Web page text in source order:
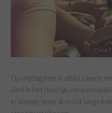
Op vrijdag ben ik altijd samen
vind ik het heerlijk om even
kraampje waar ik nooit langs